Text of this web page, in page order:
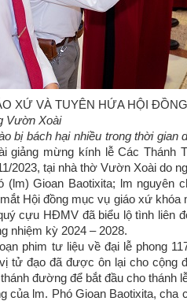
XỨ VÀ TUYÊN HỨA HỘI
Vườn Xoài
bị bách hại nhiều trong thời gian
giảng mừng kính lễ Các
2023, tại nhà thờ Vườn Xoài do
(lm) Gioan Baotixita; lm nguyên
Hội đồng mục vụ giáo xứ
cựu HĐMV đã biểu lộ tình liên
nhiệm kỳ 2024 – 2028.
phim tư liệu về đại lễ phong
tử đạo đã được ôn lại cho cộng
đường để bắt đầu cho thánh
của lm. Phó Gioan Baotixita,